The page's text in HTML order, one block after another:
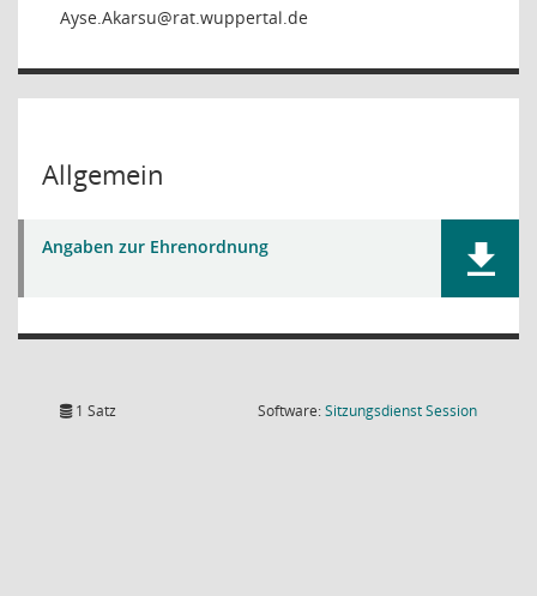
usrak
Allgemein
Angaben zur Ehrenordnung
1 Satz Software:SitzungsdienstSession(Wird in